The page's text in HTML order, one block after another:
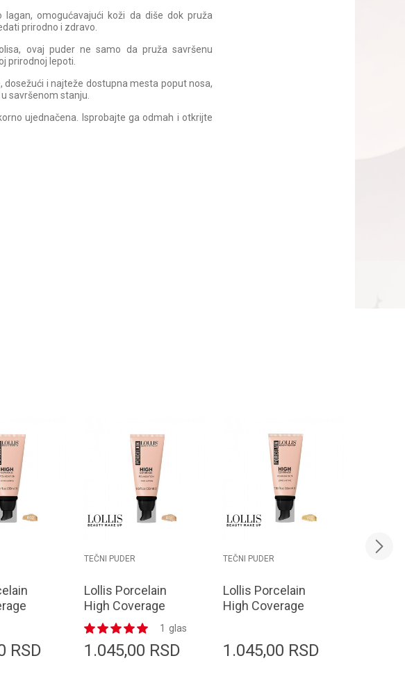
lagan, omogućavajući koži da diše dok pruža
prirodno i zdravo.
ovaj puder ne samo da pruža savršenu
prirodnoj lepoti.
i najteže dostupna mesta poput nosa,
savršenom stanju.
ujednačena. Isprobajte ga odmah i otkrijte
RSD
TEČNI PUDER
Lollis Porcelain
High Coverage
Foundation R01
35ml
glas
1
1.045,00 RSD
TEČNI PUDER
Lollis Porcelain
High Coverage
1.045,00 RSD